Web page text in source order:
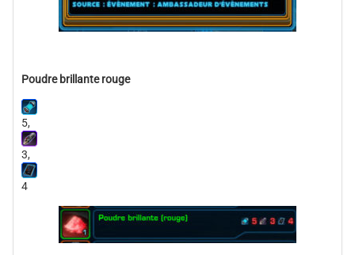
Poudre brillante rouge
5,
3,
4